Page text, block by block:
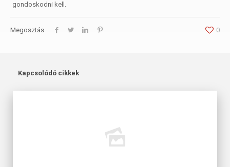
gondoskodni kell.
Megosztás 0
Kapcsolódó cikkek